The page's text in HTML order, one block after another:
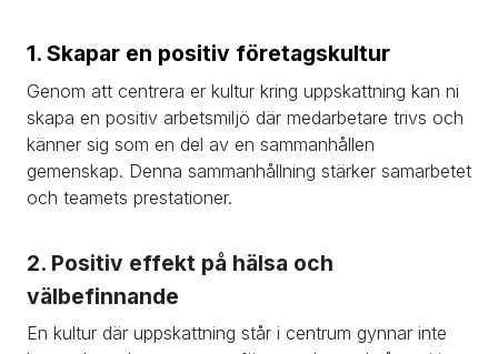
1. Skapar en positiv företagskultur
Genom att centrera er kultur kring uppskattning kan ni
skapa en positiv arbetsmiljö där medarbetare trivs och
känner sig som en del av en sammanhållen
gemenskap. Denna sammanhållning stärker samarbetet
och teamets prestationer.
2. Positiv effekt på hälsa och
välbefinnande
En kultur där uppskattning står i centrum gynnar inte